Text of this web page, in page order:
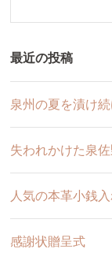
最近の投稿
泉州の夏を漬け
失われかけた泉
人気の本革小銭
感謝状贈呈式